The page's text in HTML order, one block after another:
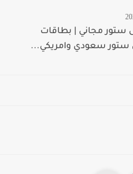
مجاني | بطاقات
سعودي وامريكي...